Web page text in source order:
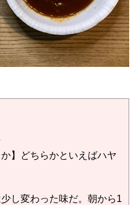
】どちらかといえばハヤ
し変わった味だ。朝から1